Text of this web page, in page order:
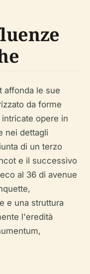
affonda le sue
da forme
opere in
nei dettagli
di un terzo
e il successivo
al 36 di avenue
e una struttura
l'eredità